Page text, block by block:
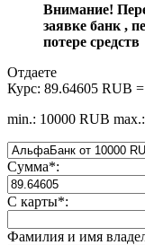
Внимание!
заявке банк ,
потере средств
Отдаете
Курс: 89.64605 RUB
min.: 10000 RUB
Сумма*:
С карты*:
Фамилия и имя